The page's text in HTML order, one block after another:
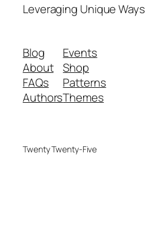
Leveraging Unique
Blog
About
FAQs
Authors
Events
Shop
Patterns
Themes
Twenty Twenty-Five